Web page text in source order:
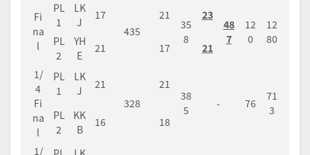
Fi
na
l
PL
1
LK
J
17
435
21
35
8
23
48
7
12
0
12
80
PL
2
YH
E
21 17
21
1/
4
Fi
na
l
PL
1
LK
J
21
328
21
38
5
- 76
71
3
PL
2
KK
B
16 18
1/